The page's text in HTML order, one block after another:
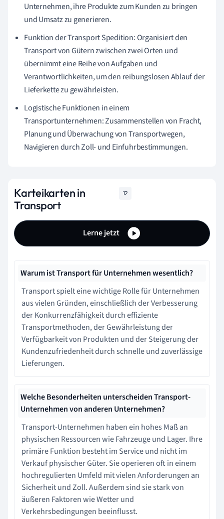
Unternehmen, ihre Produkte zum Kunden zu bringen
und Umsatz zu generieren.
Funktion der Transport Spedition: Organisiert den
Transport von Gütern zwischen zwei Orten und
übernimmt eine Reihe von Aufgaben und
Verantwortlichkeiten, um den reibungslosen Ablauf der
Lieferkette zu gewährleisten.
Logistische Funktionen in einem
Transportunternehmen: Zusammenstellen von Fracht,
Planung und Überwachung von Transportwegen,
Navigieren durch Zoll- und Einfuhrbestimmungen.
Karteikarten in
Transport
12
Lerne jetzt
Warum ist Transport für Unternehmen wesentlich?
Transport spielt eine wichtige Rolle für Unternehmen
aus vielen Gründen, einschließlich der Verbesserung
der Konkurrenzfähigkeit durch effiziente
Transportmethoden, der Gewährleistung der
Verfügbarkeit von Produkten und der Steigerung der
Kundenzufriedenheit durch schnelle und zuverlässige
Lieferungen.
Welche Besonderheiten unterscheiden Transport-
Unternehmen von anderen Unternehmen?
Transport-Unternehmen haben ein hohes Maß an
physischen Ressourcen wie Fahrzeuge und Lager. Ihre
primäre Funktion besteht im Service und nicht im
Verkauf physischer Güter. Sie operieren oft in einem
hochregulierten Umfeld mit vielen Anforderungen an
Sicherheit und Zoll. Außerdem sind sie stark von
äußeren Faktoren wie Wetter und
Verkehrsbedingungen beeinflusst.